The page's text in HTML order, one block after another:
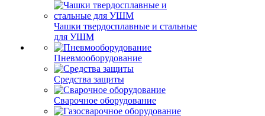
Чашки твердосплавные и стальные
для УШМ
Пневмооборудование
Средства защиты
Сварочное оборудование